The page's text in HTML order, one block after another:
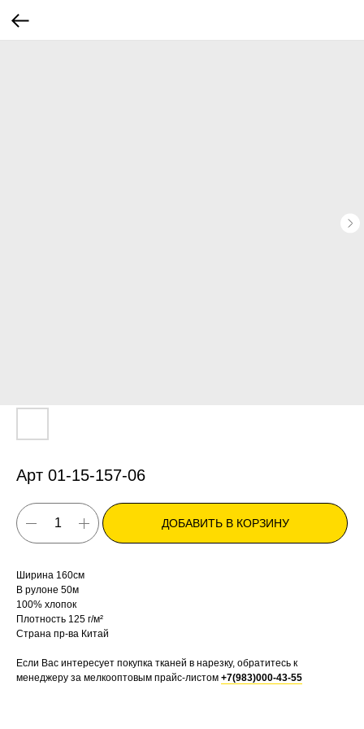
Арт 01-15-157-06
ДОБАВИТЬ В КОРЗИНУ
Ширина 160см
В рулоне 50м
100% хлопок
Плотность 125 г/м²
Страна пр-ва Китай
Если Вас интересует покупка тканей в нарезку, обратитесь к
менеджеру за мелкооптовым прайс-листом +7(983)000-43-55